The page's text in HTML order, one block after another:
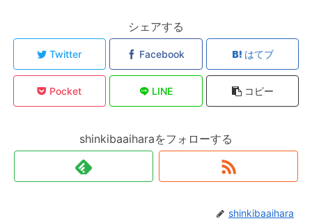
シェアする
Twitter Facebook はてブ
Pocket LINE コピー
shinkibaaiharaをフォローする
shinkibaaihara